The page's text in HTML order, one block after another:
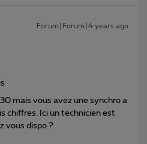
Forum|Forum|4 years ago
mais vous avez une synchro a
chiffres. Ici un technicien est
vous dispo ?